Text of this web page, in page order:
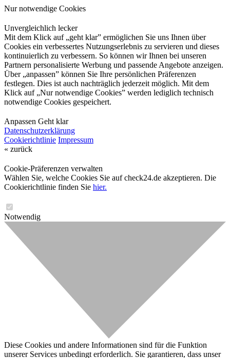
Nur notwendige Cookies
Unvergleichlich lecker
Mit dem Klick auf „geht klar” ermöglichen Sie uns Ihnen über
Cookies ein verbessertes Nutzungserlebnis zu servieren und dieses
kontinuierlich zu verbessern. So können wir Ihnen bei unseren
Partnern personalisierte Werbung und passende Angebote anzeigen.
Über „anpassen” können Sie Ihre persönlichen Präferenzen
festlegen. Dies ist auch nachträglich jederzeit möglich. Mit dem
Klick auf „Nur notwendige Cookies” werden lediglich technisch
notwendige Cookies gespeichert.
Anpassen Geht klar
Datenschutzerklärung
Cookierichtlinie Impressum
« zurück
Cookie-Präferenzen verwalten
Wählen Sie, welche Cookies Sie auf check24.de akzeptieren. Die
Cookierichtlinie finden Sie hier.
Notwendig
Diese Cookies und andere Informationen sind für die Funktion
unserer Services unbedingt erforderlich. Sie garantieren, dass unser